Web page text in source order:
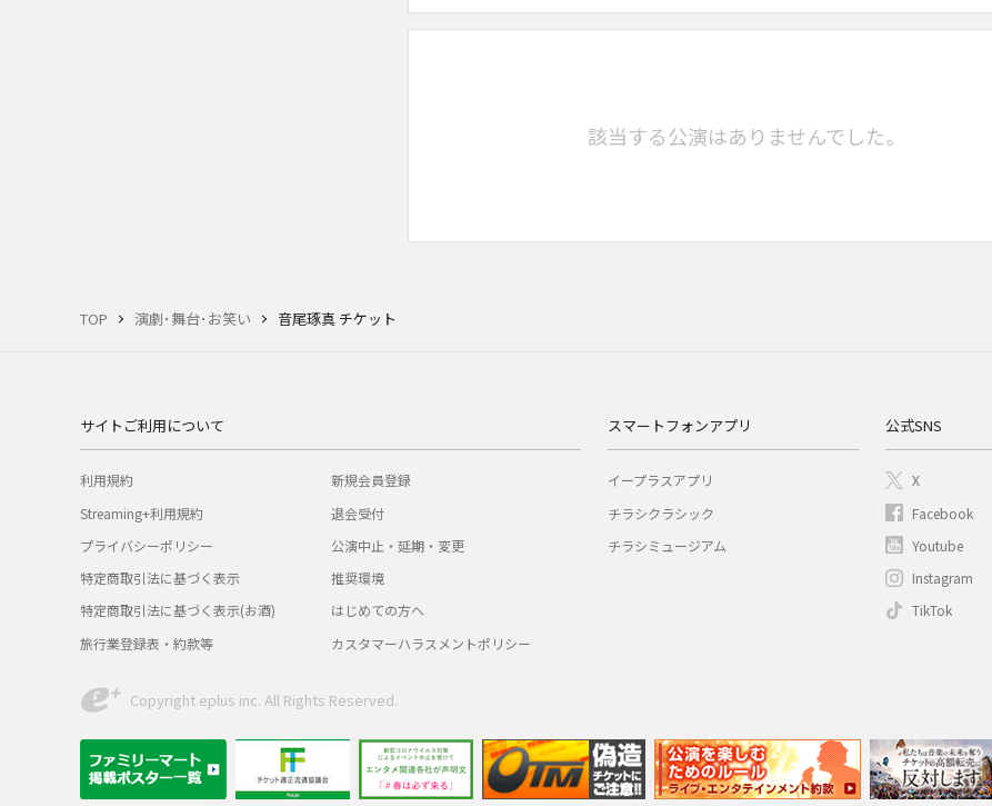
TOP 演劇･舞台･お笑い 音尾琢真 チケット
該当する公演はありませんでした。
サイトご利用について
利用規約
Streaming+利用規約
プライバシーポリシー
特定商取引法に基づく表示
特定商取引法に基づく表示(お酒)
旅行業登録表・約款等
新規会員登録
退会受付
公演中止・延期・変更
推奨環境
はじめての方へ
カスタマーハラスメントポリシー
スマートフォンアプリ
イープラスアプリ
チラシクラシック
チラシミュージアム
公式SNS
X
Facebook
Youtube
Instagram
TikTok
Copyright eplus inc. All Rights Reserved.